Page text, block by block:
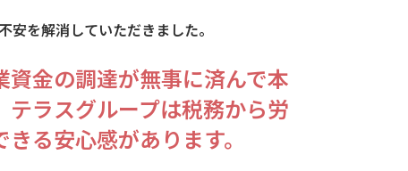
を解消していただきました。
資金の調達が無事に済んで本
テラスグループは税務から労
る安心感があります。